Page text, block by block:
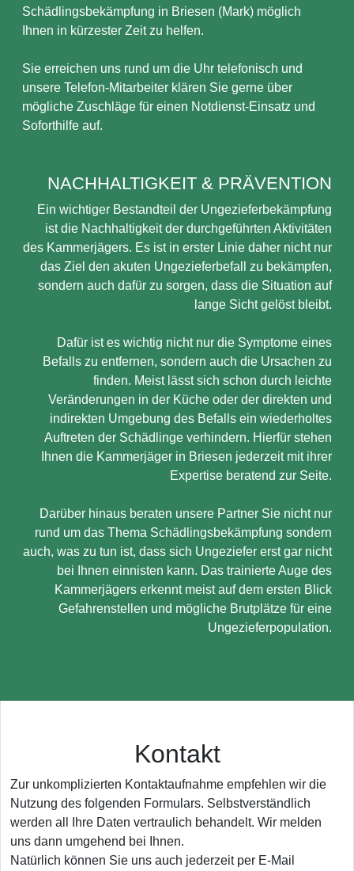
Schädlingsbekämpfung in Briesen (Mark) möglich
Ihnen in kürzester Zeit zu helfen.
Sie erreichen uns rund um die Uhr telefonisch und
unsere Telefon-Mitarbeiter klären Sie gerne über
mögliche Zuschläge für einen Notdienst-Einsatz und
Soforthilfe auf.
NACHHALTIGKEIT & PRÄVENTION
Ein wichtiger Bestandteil der Ungezieferbekämpfung
ist die Nachhaltigkeit der durchgeführten Aktivitäten
des Kammerjägers. Es ist in erster Linie daher nicht nur
das Ziel den akuten Ungezieferbefall zu bekämpfen,
sondern auch dafür zu sorgen, dass die Situation auf
lange Sicht gelöst bleibt.
Dafür ist es wichtig nicht nur die Symptome eines
Befalls zu entfernen, sondern auch die Ursachen zu
finden. Meist lässt sich schon durch leichte
Veränderungen in der Küche oder der direkten und
indirekten Umgebung des Befalls ein wiederholtes
Auftreten der Schädlinge verhindern. Hierfür stehen
Ihnen die Kammerjäger in Briesen jederzeit mit ihrer
Expertise beratend zur Seite.
Darüber hinaus beraten unsere Partner Sie nicht nur
rund um das Thema Schädlingsbekämpfung sondern
auch, was zu tun ist, dass sich Ungeziefer erst gar nicht
bei Ihnen einnisten kann. Das trainierte Auge des
Kammerjägers erkennt meist auf dem ersten Blick
Gefahrenstellen und mögliche Brutplätze für eine
Ungezieferpopulation.
Kontakt
Zur unkomplizierten Kontaktaufnahme empfehlen wir die
Nutzung des folgenden Formulars. Selbstverständlich
werden all Ihre Daten vertraulich behandelt. Wir melden
uns dann umgehend bei Ihnen.
Natürlich können Sie uns auch jederzeit per E-Mail